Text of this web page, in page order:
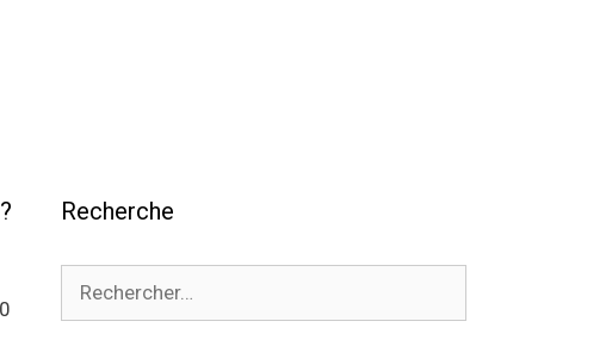
Recherche